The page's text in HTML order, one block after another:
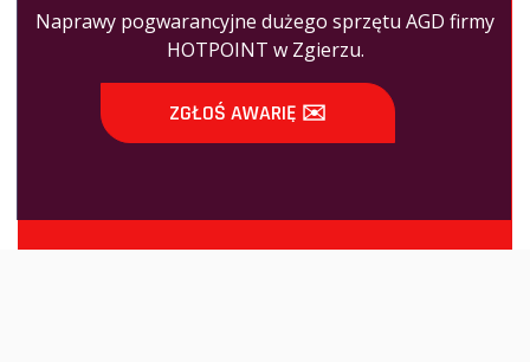
Naprawy pogwarancyjne dużego sprzętu AGD firmy
HOTPOINT w Zgierzu.
ZGŁOŚ AWARIĘ ✉️